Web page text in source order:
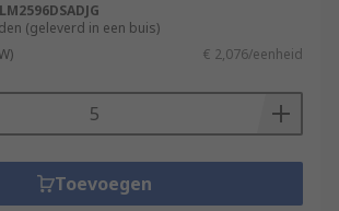
LM2596DSADJG
(geleverd in een buis)
€ 2,076/eenheid
Toevoegen